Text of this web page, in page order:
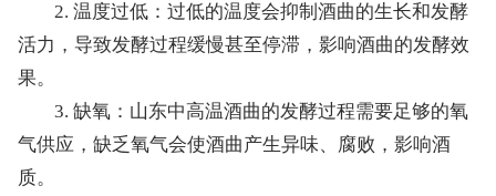
2. 温度过低：过低的温度会抑制酒曲的生长和发酵
活力，导致发酵过程缓慢甚至停滞，影响酒曲的发酵效
果。
3. 缺氧：山东中高温酒曲的发酵过程需要足够的氧
气供应，缺乏氧气会使酒曲产生异味、腐败，影响酒
质。